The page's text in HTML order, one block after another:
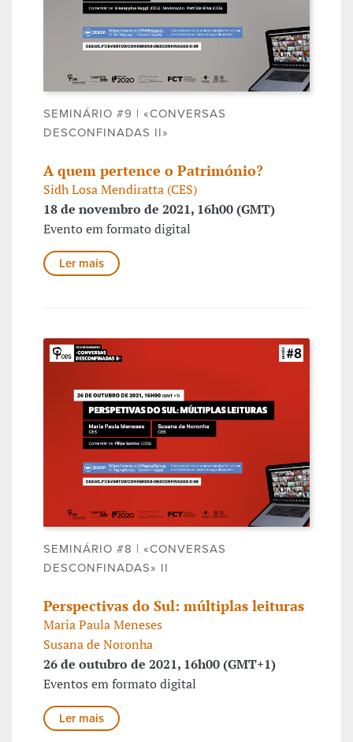
SEMINÁRIO #9 | «CONVERSAS
DESCONFINADAS II»
A quem pertence o Património?
Sidh Losa Mendiratta (CES)
18 de novembro de 2021, 16h00 (GMT)
Evento em formato digital
Ler mais
SEMINÁRIO #8 | «CONVERSAS
DESCONFINADAS» II
Perspectivas do Sul: múltiplas leituras
Maria Paula Meneses
Susana de Noronha
26 de outubro de 2021, 16h00 (GMT+1)
Eventos em formato digital
Ler mais